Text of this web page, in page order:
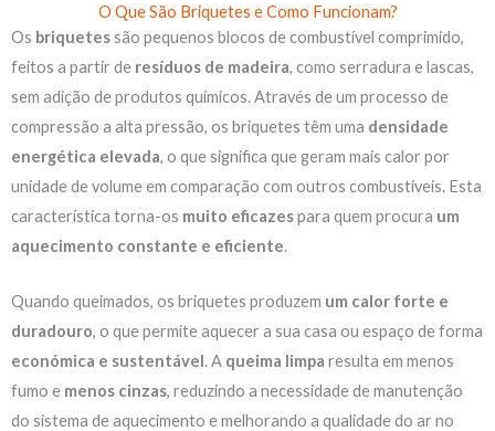
O Que São Briquetes e Como Funcionam?
Os briquetessão pequenos blocos de combustível comprimido,
feitos a partir de resíduos de madeira, como serradura e lascas,
sem adição de produtos químicos. Através de um processo de
compressão a alta pressão, os briquetes têm uma densidade
energética elevada, o que significa que geram mais calor por
unidade de volume em comparação com outros combustíveis. Esta
característica torna-os muito eficazespara quem procura um
aquecimento constante e eficiente.
Quando queimados, os briquetes produzem um calor forte e
duradouro, o que permite aquecer a sua casa ou espaço de forma
económica e sustentável. A queima limpa resulta em menos
fumo e menos cinzas, reduzindo a necessidade de manutenção
do sistema de aquecimento e melhorando a qualidade do ar no